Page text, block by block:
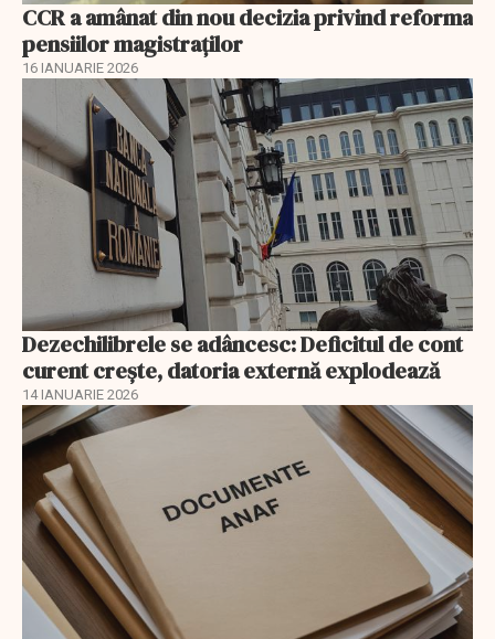
CCR a amânat din nou decizia privind reforma
pensiilor magistraţilor
16 IANUARIE 2026
Dezechilibrele se adâncesc: Deficitul de cont
curent crește, datoria externă explodează
14 IANUARIE 2026